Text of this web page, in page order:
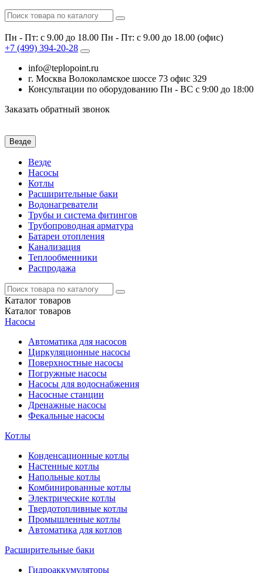
Пн - Пт: с 9.00 до 18.00 Пн - Пт: с 9.00 до 18.00 (офис)
+7 (499) 394-20-28
info@teplopoint.ru
г. Москва Волоколамское шоссе 73 офис 329
Консультации по оборудованию Пн - ВС с 9:00 до 18:00
Заказать обратный звонок
Везде
Везде
Насосы
Котлы
Расширительные баки
Водонагреватели
Трубы и система фитингов
Трубопроводная арматура
Батареи отопления
Канализация
Теплообменники
Распродажа
Каталог товаров
Каталог товаров
Насосы
Автоматика для насосов
Циркуляционные насосы
Поверхностные насосы
Погружные насосы
Насосы для водоснабжения
Насосные станции
Дренажные насосы
Фекальные насосы
Котлы
Конденсационные котлы
Настенные котлы
Напольные котлы
Комбинированные котлы
Электрические котлы
Твердотопливные котлы
Промышленные котлы
Автоматика для котлов
Расширительные баки
Гидроаккумуляторы